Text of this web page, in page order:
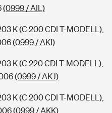
(0999 / AIL)
K (C 200 CDI T-MODELL),
(0999 / AKI)
K (C 220 CDI T-MODELL),
(0999 / AKJ)
K (C 200 CDI T-MODELL),
(0999 / AKK)